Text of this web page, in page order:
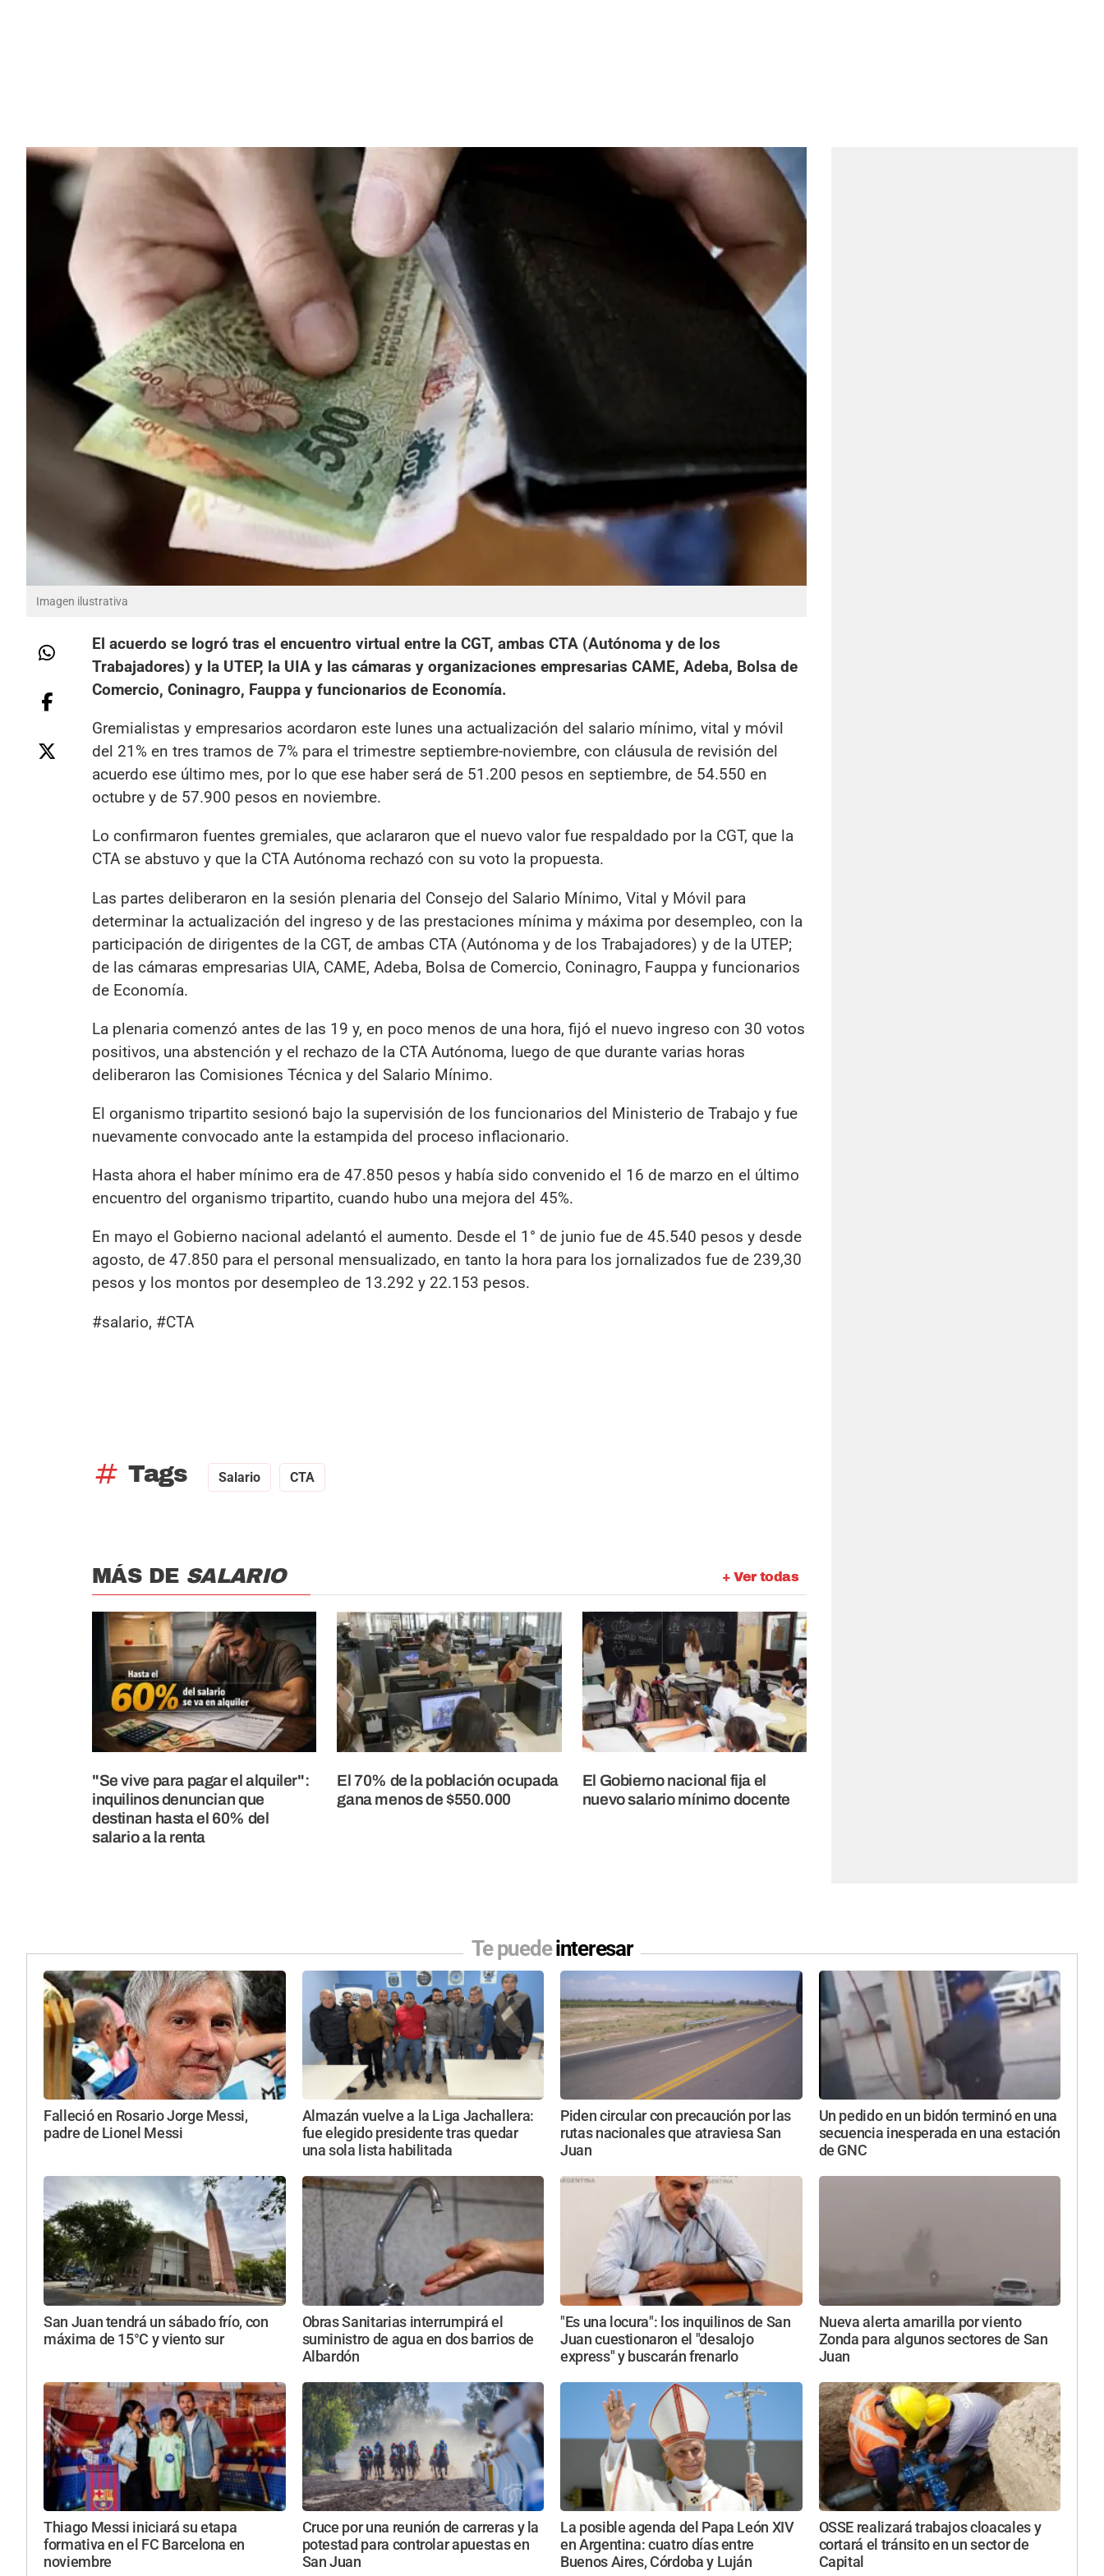
Imagen ilustrativa
El acuerdo se logró tras el encuentro virtual entre la CGT, ambas CTA (Autónoma y de los
Trabajadores) y la UTEP, la UIA y las cámaras y organizaciones empresarias CAME, Adeba, Bolsa de
Comercio, Coninagro, Fauppa y funcionarios de Economía.
Gremialistas y empresarios acordaron este lunes una actualización del salario mínimo, vital y móvil
del 21% en tres tramos de 7% para el trimestre septiembre-noviembre, con cláusula de revisión del
acuerdo ese último mes, por lo que ese haber será de 51.200 pesos en septiembre, de 54.550 en
octubre y de 57.900 pesos en noviembre.
Lo confirmaron fuentes gremiales, que aclararon que el nuevo valor fue respaldado por la CGT, que la
CTA se abstuvo y que la CTA Autónoma rechazó con su voto la propuesta.
Las partes deliberaron en la sesión plenaria del Consejo del Salario Mínimo, Vital y Móvil para
determinar la actualización del ingreso y de las prestaciones mínima y máxima por desempleo, con la
participación de dirigentes de la CGT, de ambas CTA (Autónoma y de los Trabajadores) y de la UTEP;
de las cámaras empresarias UIA, CAME, Adeba, Bolsa de Comercio, Coninagro, Fauppa y funcionarios
de Economía.
La plenaria comenzó antes de las 19 y, en poco menos de una hora, fijó el nuevo ingreso con 30 votos
positivos, una abstención y el rechazo de la CTA Autónoma, luego de que durante varias horas
deliberaron las Comisiones Técnica y del Salario Mínimo.
El organismo tripartito sesionó bajo la supervisión de los funcionarios del Ministerio de Trabajo y fue
nuevamente convocado ante la estampida del proceso inflacionario.
Hasta ahora el haber mínimo era de 47.850 pesos y había sido convenido el 16 de marzo en el último
encuentro del organismo tripartito, cuando hubo una mejora del 45%.
En mayo el Gobierno nacional adelantó el aumento. Desde el 1° de junio fue de 45.540 pesos y desde
agosto, de 47.850 para el personal mensualizado, en tanto la hora para los jornalizados fue de 239,30
pesos y los montos por desempleo de 13.292 y 22.153 pesos.
#salario, #CTA
tag Tags Salario CTA
+ Ver todas
MÁS DE SALARIO
"Se vive para pagar el alquiler":
inquilinos denuncian que
destinan hasta el 60% del
salario a la renta
El 70% de la población ocupada
gana menos de $550.000
El Gobierno nacional fija el
nuevo salario mínimo docente
Te puedeinteresar
Falleció en Rosario Jorge Messi,
padre de Lionel Messi
Almazán vuelve a la Liga Jachallera:
fue elegido presidente tras quedar
una sola lista habilitada
Piden circular con precaución por las
rutas nacionales que atraviesa San
Juan
Un pedido en un bidón terminó en una
secuencia inesperada en una estación
de GNC
San Juan tendrá un sábado frío, con
máxima de 15°C y viento sur
Obras Sanitarias interrumpirá el
suministro de agua en dos barrios de
Albardón
"Es una locura": los inquilinos de San
Juan cuestionaron el "desalojo
express" y buscarán frenarlo
Nueva alerta amarilla por viento
Zonda para algunos sectores de San
Juan
Thiago Messi iniciará su etapa
formativa en el FC Barcelona en
noviembre
Cruce por una reunión de carreras y la
potestad para controlar apuestas en
San Juan
La posible agenda del Papa León XIV
en Argentina: cuatro días entre
Buenos Aires, Córdoba y Luján
OSSE realizará trabajos cloacales y
cortará el tránsito en un sector de
Capital